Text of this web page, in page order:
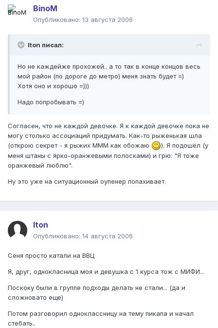
BinoM
Опубликовано: 13 августа 2006
Iton писал:
Но не каждейже прохожей.. а то так в конце концов весь
мой район (по дороге до метро) меня знать будет =)
Хотя оно и хорошо =)))
Надо попробывать =)
Согласен, что не каждой девочке. Я к каждой девочке пока не
могу столько ассоциаций придумать. Как-то рыженькая шла
(открою секрет - я рыжих МММ как обожаю
). Я подошёл (у
меня штаны с ярко-оранжевыми полосками) и грю: "Я тоже
оранжевый люблю".
Ну это уже на ситуационный оупенер попахивает.
Iton
Опубликовано: 14 августа 2006
Сеня просто катали на ВВЦ
Я, друг, однокласница моя и девушка с 1 курса тож с МИФИ...
Поскоку были в группе подходы делать не стали... (да и
сложновато еще)
Потом разговорил одноклассницу на тему пикапа и начал
стебать..